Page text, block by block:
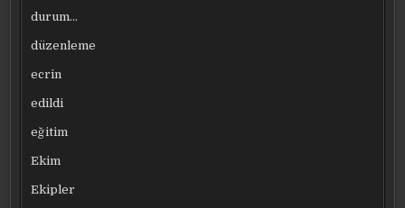
durum…
düzenleme
ecrin
edildi
eğitim
Ekim
Ekipler